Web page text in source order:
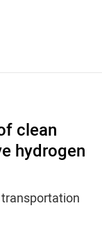
clean
hydrogen